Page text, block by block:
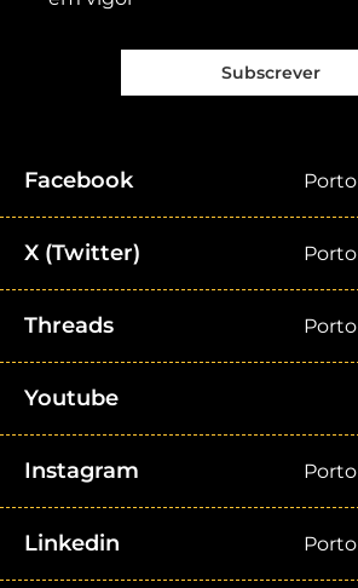
Subscrever
Facebook Porto
X (Twitter) Porto
Threads Porto
Youtube
Instagram Porto
Linkedin Porto